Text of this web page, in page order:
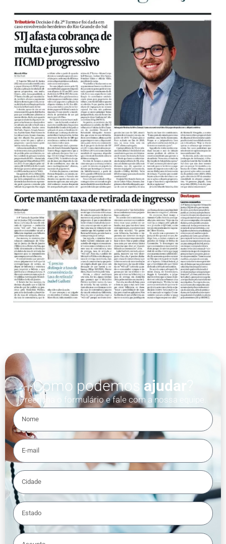
Como podemos ajudar
Preencha o formulário e fale com a nossa equipe.